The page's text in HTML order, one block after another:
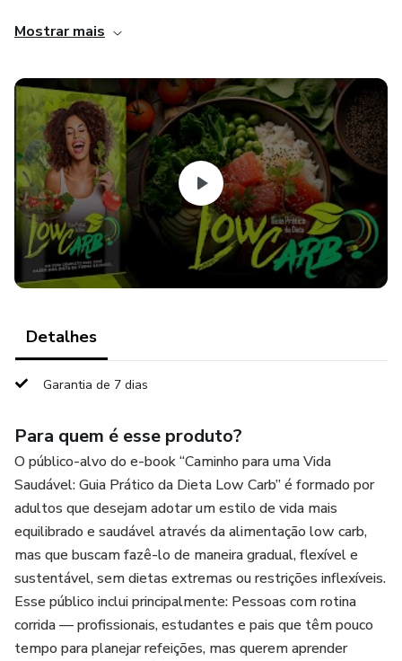
a importância do equilíbrio entre proteínas magras,
alimentos integrais e naturais para energia estável e
melhor digestão.
Os capítulos intermediários (4 a 7) tratam dos desafios
práticos — como falta de tempo e situações sociais —
oferecendo soluções simples, como planejamento de
refeições rápidas, substituições inteligentes e técnicas de
mindfulness para controlar desejos. Há um enfoque
especial nas gorduras saudáveis (abacate, azeite,
oleaginosas) e na importância de um metabolismo
Nos capítulos finais (8 a 10), o e-book amplia o conceito
de saúde, unindo exercícios físicos (HIIT, treino de
gratidão como partes essenciais de um estilo de vida
saudável. O texto reforça que cada pessoa deve
personalizar seu plano alimentar e comemorar os
progressos, mesmo os menores.
O livro ainda traz uma seção com cerca de 150 receitas
low carb, divididas por refeições — café da manhã, almoço,
jantar, sobremesas e sopas —, com preparos simples,
ingredientes acessíveis e foco em praticidade e valor
nutricional.
Mostrar mais
Detalhes
Garantia de 7 dias
Para quem é esse produto?
O público-alvo do e-book “Caminho para uma Vida
Saudável: Guia Prático da Dieta Low Carb” é formado por
adultos que desejam adotar um estilo de vida mais
equilibrado e saudável através da alimentação low carb,
mas que buscam fazê-lo de maneira gradual, flexível e
sustentável, sem dietas extremas ou restrições inflexíveis.
Esse público inclui principalmente: Pessoas com rotina
corrida — profissionais, estudantes e pais que têm pouco
tempo para planejar refeições, mas querem aprender